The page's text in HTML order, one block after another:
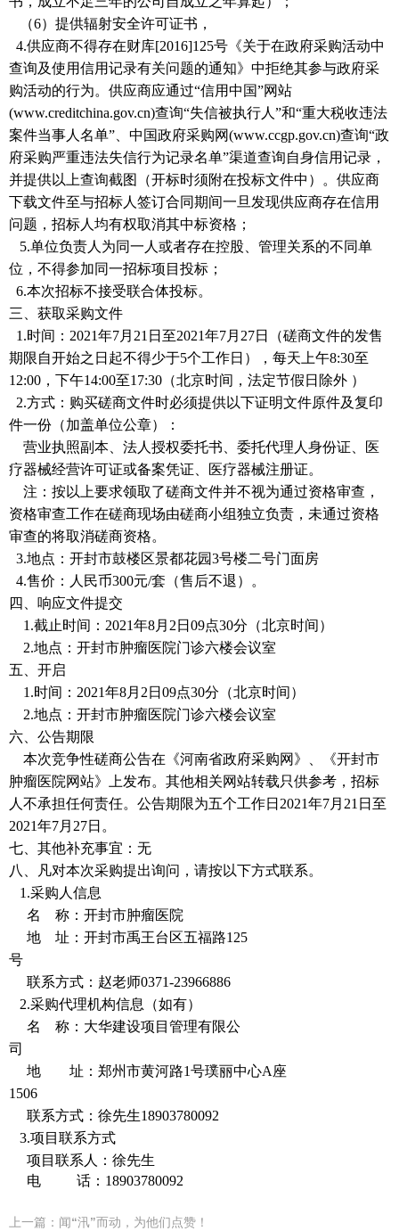
（6）提供辐射安全许可证书，
4.供应商不得存在财库[2016]125号《关于在政府采购活动中
查询及使用信用记录有关问题的通知》中拒绝其参与政府采
购活动的行为。供应商应通过“信用中国”网站
(www.creditchina.gov.cn)查询“失信被执行人”和“重大税收违法
案件当事人名单”、中国政府采购网(www.ccgp.gov.cn)查询“政
府采购严重违法失信行为记录名单”渠道查询自身信用记录，
并提供以上查询截图（开标时须附在投标文件中）。供应商
下载文件至与招标人签订合同期间一旦发现供应商存在信用
问题，招标人均有权取消其中标资格；
5.单位负责人为同一人或者存在控股、管理关系的不同单
位，不得参加同一招标项目投标；
6.本次招标不接受联合体投标。
三、获取采购文件
1.时间： 2021年7月21日至2021年7月27日（磋商文件的发售
期限自开始之日起不得少于5个工作日），每天上午8:30至
12:00，下午14:00至17:30（北京时间，法定节假日除外 ）
2.方式：购买磋商文件时必须提供以下证明文件原件及复印
件一份（加盖单位公章）：
营业执照副本、法人授权委托书、委托代理人身份证、医
疗器械经营许可证或备案凭证、医疗器械注册证。
注：按以上要求领取了磋商文件并不视为通过资格审查，
资格审查工作在磋商现场由磋商小组独立负责，未通过资格
审查的将取消磋商资格。
3.地点：开封市鼓楼区景都花园3号楼二号门面房
4.售价：人民币300元/套（售后不退）。
四、响应文件提交
1.截止时间： 2021年8月2日09点30分（北京时间）
2.地点：开封市肿瘤医院门诊六楼会议室
五、开启
1.时间：2021年8月2日09点30分（北京时间）
2.地点：开封市肿瘤医院门诊六楼会议室
六、公告期限
本次竞争性磋商公告在《河南省政府采购网》、
《开封市
肿瘤医院网站》 上发布。其他相关网站转载只供参考，招标
人不承担任何责任。公告期限为五个工作日 2021年7月21日至
2021年7月27日。
七、其他补充事宜 ：无
八、凡对本次采购提出询问，请按以下方式联系。
1.采购人信息
名
称： 开封市肿瘤医院
地
址： 开封市禹王台区五福路125
号
联系方式： 赵老师0371-23966886
2.采购代理机构信息（如有）
名
称： 大华建设项目管理有限公
司
地 址： 郑州市黄河路1号璞丽中心A座
1506
联系方式：徐先生18903780092
3.项目联系方式
项目联系人：徐先生
电
话： 18903780092
上一篇： 闻“汛”而动，为他们点赞！